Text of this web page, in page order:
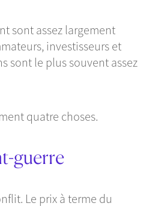
sont assez largement
investisseurs et
sont le plus souvent assez
quatre choses.
guerre
Le prix à terme du